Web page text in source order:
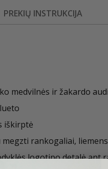
PREKIŲ INSTRUKCIJA
medvilnės ir žakardo
iškirptė
megzti rankogaliai,
logotipo detalė ant